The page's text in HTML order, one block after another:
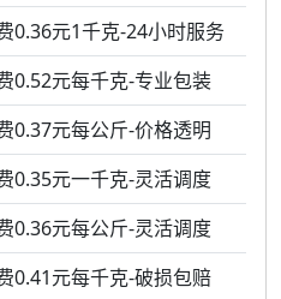
0.36元1千克-24小时服务
0.52元每千克-专业包装
0.37元每公斤-价格透明
0.35元一千克-灵活调度
0.36元每公斤-灵活调度
0.41元每千克-破损包赔